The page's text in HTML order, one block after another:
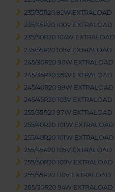
235/35R20 92W EXTRALOAD
235/45R20 100V EXTRALOAD
235/50R20 104W EXTRALOAD
235/55R20 105V EXTRALOAD
245/30R20 90W EXTRALOAD
245/35R20 95W EXTRALOAD
245/40R20 99W EXTRALOAD
245/45R20 103V EXTRALOAD
255/35R20 97W EXTRALOAD
255/40R20 101W EXTRALOAD
255/40R20 101W EXTRALOAD
255/45R20 105V EXTRALOAD
255/50R20 109V EXTRALOAD
255/55R20 110V EXTRALOAD
265/30R20 94W EXTRALOAD